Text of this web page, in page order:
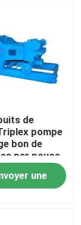
de
pompe
bon de
par pouce
Pump
une